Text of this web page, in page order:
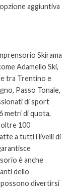
aggiuntiva
Skirama
Adamello Ski,
tra Trentino e
Passo Tonale,
di sport
metri di quota,
oltre 100
a tutti i livelli di
è anche
dello
possono divertirsi